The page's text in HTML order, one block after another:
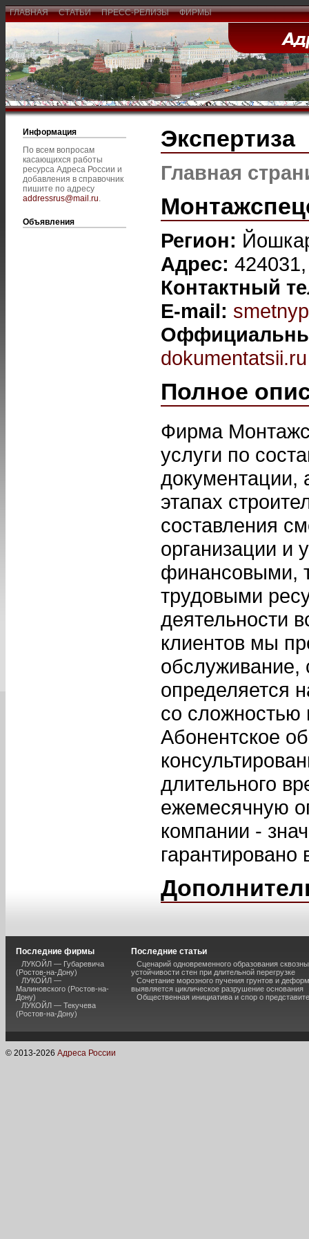
ГЛАВНАЯ СТАТЬИ ПРЕСС-РЕЛИЗЫ ФИРМЫ
Информация
По всем вопросам
касающихся работы
ресурса Адреса России и
добавления в справочник
пишите по адресу
addressrus@mail.ru.
Объявления
Экспертиза
Главная
Регион:
Адрес:
Контактный
E-mail:
dokumentatsii.ru
Полное
Фирма
услуги по
документации,
этапах
составления
организации и
финансовыми,
трудовыми
деятельности
клиентов мы
обслуживание,
определяется
со сложностью
Абонентское
длительного
ежемесячную
компании -
гарантировано
Последние фирмы
ЛУКОЙЛ — Губаревича
(Ростов-на-Дону)
ЛУКОЙЛ —
Малиновского (Ростов-на-
Дону)
ЛУКОЙЛ — Текучева
(Ростов-на-Дону)
Последние статьи
Сценарий одновременного образования
устойчивости стен при длительной перегрузке
Сочетание морозного пучения грунтов и
выявляется циклическое разрушение основания
Общественная инициатива и спор о
© 2013-2026 Адреса России